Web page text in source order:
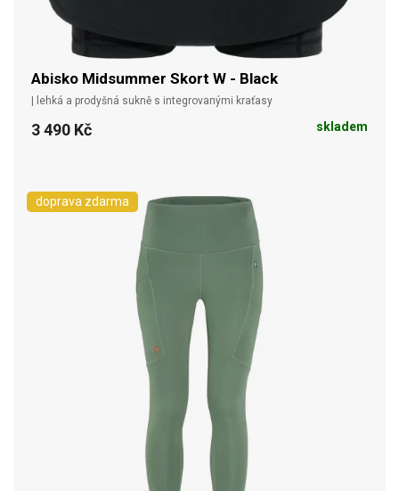
Abisko Midsummer Skort W - Black
| lehká a prodyšná sukně s integrovanými kraťasy
3 490 Kč skladem
doprava zdarma